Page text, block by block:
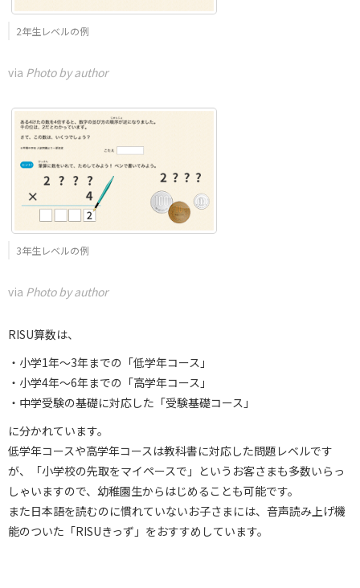
2年生レベルの例
via Photo by author
3年生レベルの例
via Photo by author
RISU算数は、
・小学1年～3年までの「低学年コース」
・小学4年～6年までの「高学年コース」
・中学受験の基礎に対応した「受験基礎コース」
に分かれています。
低学年コースや高学年コースは教科書に対応した問題レベルです
が、「小学校の先取をマイペースで」というお客さまも多数いらっ
しゃいますので、幼稚園生からはじめることも可能です。
また日本語を読むのに慣れていないお子さまには、音声読み上げ機
能のついた「RISUきっず」をおすすめしています。